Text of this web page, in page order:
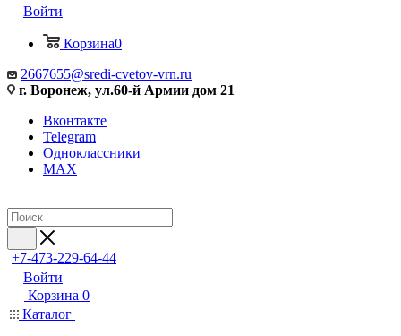
Войти
Корзина0
2667655@sredi-cvetov-vrn.ru
г. Воронеж, ул.60-й Армии дом 21
Вконтакте
Telegram
Одноклассники
MAX
+7-473-229-64-44
Войти
Корзина 0
Каталог